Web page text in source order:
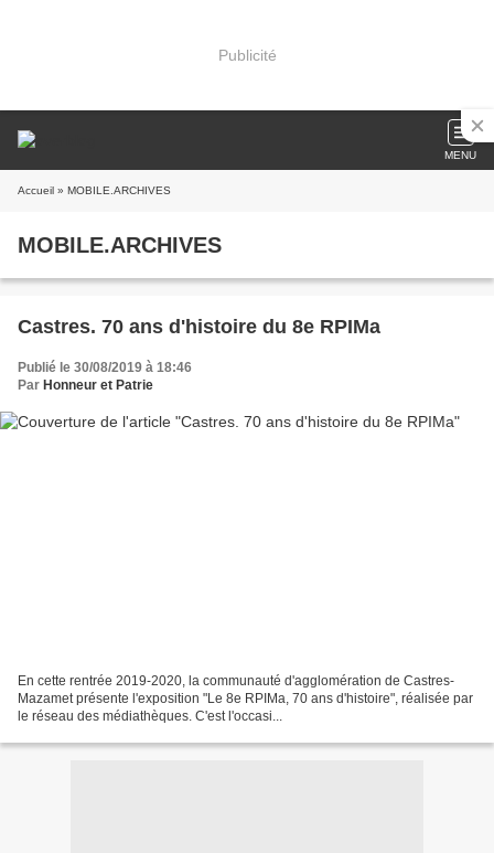
Publicité
MENU
Accueil » MOBILE.ARCHIVES
MOBILE.ARCHIVES
Castres. 70 ans d'histoire du 8e RPIMa
Publié le 30/08/2019 à 18:46
Par Honneur et Patrie
En cette rentrée 2019-2020, la communauté d'agglomération de Castres-
Mazamet présente l'exposition "Le 8e RPIMa, 70 ans d'histoire", réalisée par
le réseau des médiathèques. C'est l'occasi...